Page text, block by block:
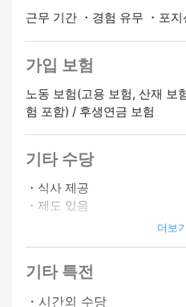
근무 기간 ・경험 유무 ・포
가입 보험
노동 보험(고용 보험, 산재 보
험 포함) / 후생연금 보험
기타 수당
・식사 제공
・제도 있음
・시프트상담에 따름
더보
기타 특전
・시간외 수당